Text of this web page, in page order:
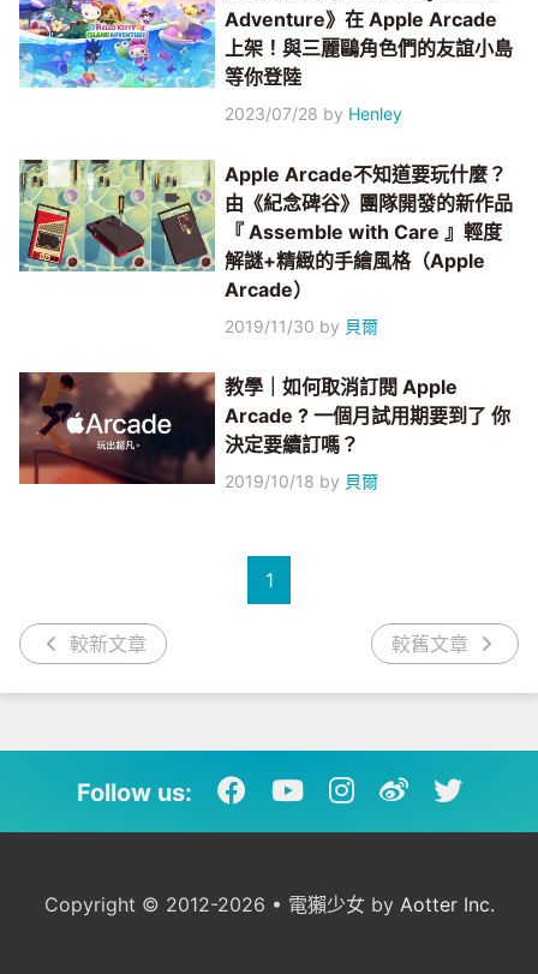
Adventure》在 Apple Arcade
上架！與三麗鷗角色們的友誼小島
等你登陸
2023/07/28 by Henley
Apple Arcade不知道要玩什麼？
由《紀念碑谷》團隊開發的新作品
『 Assemble with Care 』輕度
解謎+精緻的手繪風格（Apple
Arcade）
2019/11/30 by 貝爾
教學｜如何取消訂閱 Apple
Arcade ? 一個月試用期要到了 你
決定要續訂嗎？
2019/10/18 by 貝爾
較新文章
1
較舊文章
Follow us:
Copyright © 2012-2026 • 電獺少女 by Aotter Inc.